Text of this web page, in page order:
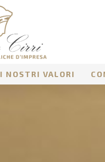
I NOSTRI VALORI